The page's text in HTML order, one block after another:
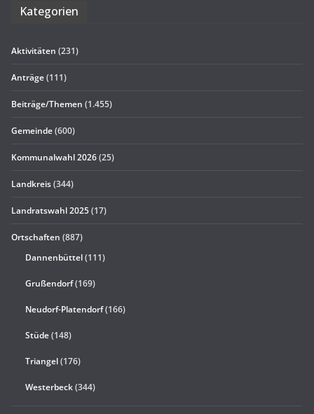
Kate­go­rien
Aktivitäten (231)
Anträge(111)
Beiträge/Themen (1.455)
Gemeinde(600)
Kommunalwahl 2026(25)
Landkreis(344)
Landratswahl 2025(17)
Ortschaften (887)
Dannenbüttel(111)
Grußendorf(169)
Neudorf-Platendorf(166)
Stüde(148)
Triangel(176)
Westerbeck(344)